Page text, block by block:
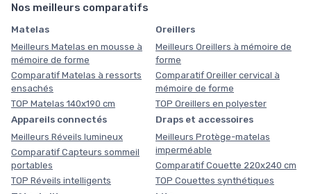
Nos meilleurs comparatifs
Matelas
Meilleurs Matelas en mousse à
mémoire de forme
Comparatif Matelas à ressorts
ensachés
TOP Matelas 140x190 cm
Oreillers
Meilleurs Oreillers à mémoire de
forme
Comparatif Oreiller cervical à
mémoire de forme
TOP Oreillers en polyester
Appareils connectés
Meilleurs Réveils lumineux
Comparatif Capteurs sommeil
portables
TOP Réveils intelligents
Draps et accessoires
Meilleurs Protège-matelas
imperméable
Comparatif Couette 220x240 cm
TOP Couettes synthétiques